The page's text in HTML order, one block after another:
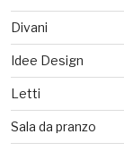
Divani
Idee Design
Letti
Sala da pranzo